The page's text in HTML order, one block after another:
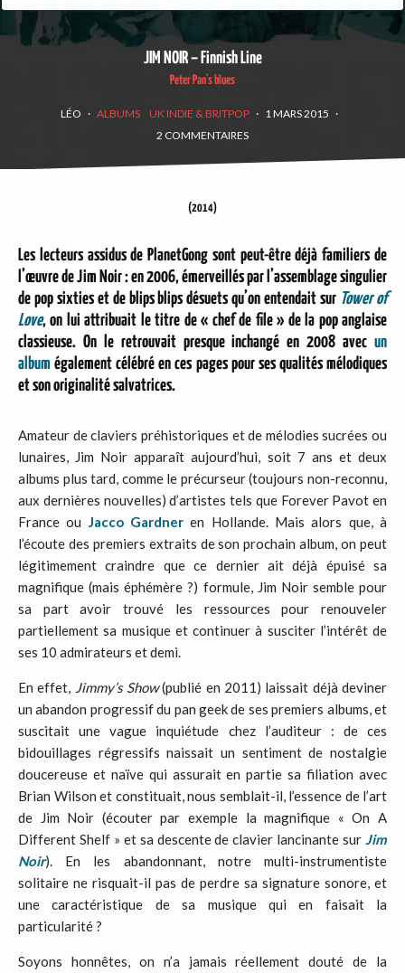
JIM NOIR – Finnish Line
Peter Pan's blues
LÉO · ALBUMS UK INDIE & BRITPOP · 1 MARS 2015 ·
2 COMMENTAIRES
(2014)
Les lecteurs assidus de PlanetGong sont peut-être déjà familiers de
l’œuvre de Jim Noir : en 2006, émerveillés par l’assemblage singulier
de pop sixties et de blips blips désuets qu’on entendait sur Tower of
Love, on lui attribuait le titre de « chef de file » de la pop anglaise
classieuse. On le retrouvait presque inchangé en 2008 avec un
album également célébré en ces pages pour ses qualités mélodiques
et son originalité salvatrices.
Amateur de claviers préhistoriques et de mélodies sucrées ou
lunaires, Jim Noir apparaît aujourd’hui, soit 7 ans et deux
albums plus tard, comme le précurseur (toujours non-reconnu,
aux dernières nouvelles) d’artistes tels que Forever Pavot en
France ou Jacco Gardner en Hollande. Mais alors que, à
l’écoute des premiers extraits de son prochain album, on peut
légitimement craindre que ce dernier ait déjà épuisé sa
magnifique (mais éphémère ?) formule, Jim Noir semble pour
sa part avoir trouvé les ressources pour renouveler
partiellement sa musique et continuer à susciter l’intérêt de
ses 10 admirateurs et demi.
En effet, Jimmy’s Show(publié en 2011) laissait déjà deviner
un abandon progressif du pan geek de ses premiers albums, et
suscitait une vague inquiétude chez l’auditeur : de ces
bidouillages régressifs naissait un sentiment de nostalgie
doucereuse et naïve qui assurait en partie sa filiation avec
Brian Wilson et constituait, nous semblait-il, l’essence de l’art
de Jim Noir (écouter par exemple la magnifique « On A
Different Shelf » et sa descente de clavier lancinante sur Jim
Noir). En les abandonnant, notre multi-instrumentiste
solitaire ne risquait-il pas de perdre sa signature sonore, et
une caractéristique de sa musique qui en faisait la
particularité ?
Soyons honnêtes, on n’a jamais réellement douté de la